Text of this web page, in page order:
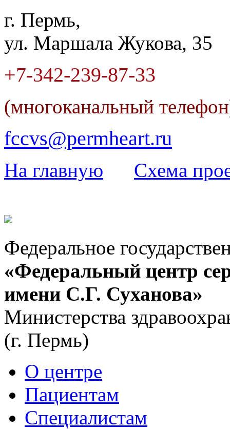
г. Пермь,
ул. Маршала Жукова, 35
+7-342-239-87-33
(многоканальный
fccvs@permheart.ru
На главную Cхема
Федеральное
«Федеральный центр
имени С.Г. Суханова»
Министерства
(г. Пермь)
О центре
Пациентам
Специалистам